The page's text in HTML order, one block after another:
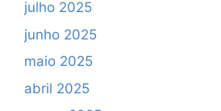
julho 2025
junho 2025
maio 2025
abril 2025